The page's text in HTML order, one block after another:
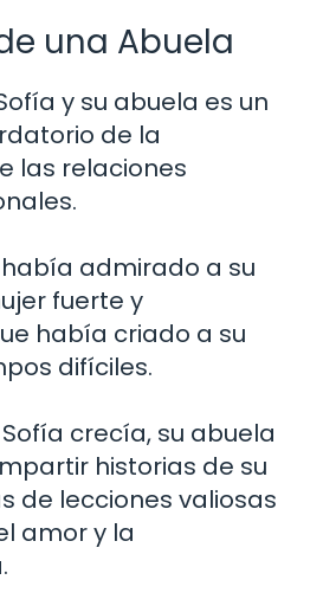
una Abuela
y su abuela es un
de la
las relaciones
admirado a su
fuerte y
había criado a su
difíciles.
crecía, su abuela
historias de su
de lecciones valiosas
amor y la